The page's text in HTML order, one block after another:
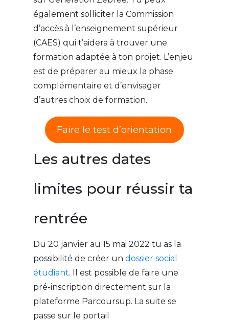
également solliciter la Commission
d’accès à l’enseignement supérieur
(CAES) qui t’aidera à trouver une
formation adaptée à ton projet. L’enjeu
est de préparer au mieux la phase
complémentaire et d’envisager
d’autres choix de formation.
Faire le test d’orientation
Les autres dates
limites pour réussir ta
rentrée
Du 20 janvier au 15 mai 2022 tu as la
possibilité de créer un dossier social
étudiant. Il est possible de faire une
pré-inscription directement sur la
plateforme Parcoursup. La suite se
passe sur le portail